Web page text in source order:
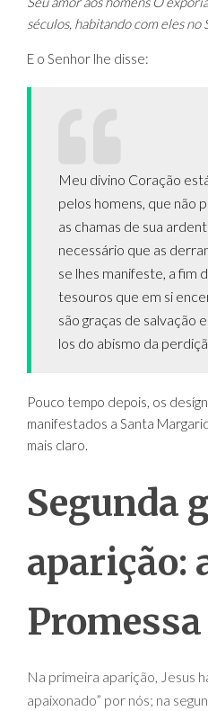
séculos, habitando com eles no
E o Senhor lhe disse:
Meu divino Coração
pelos homens, que não
as chamas de sua
necessário que as
se lhes manifeste, a fim
tesouros que em si
são graças de salvação
los do abismo da
Pouco tempo depois, os
manifestados a Santa
mais claro.
Segunda
aparição:
Promessa
Na primeira aparição, Jesus
apaixonado” por nós; na